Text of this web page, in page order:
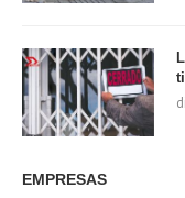
EMPRESAS